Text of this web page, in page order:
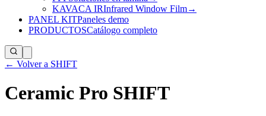
KAVACA IRInfrared Window Film→
PANEL KITPaneles demo
PRODUCTOSCatálogo completo
← Volver a SHIFT
Ceramic Pro SHIFT